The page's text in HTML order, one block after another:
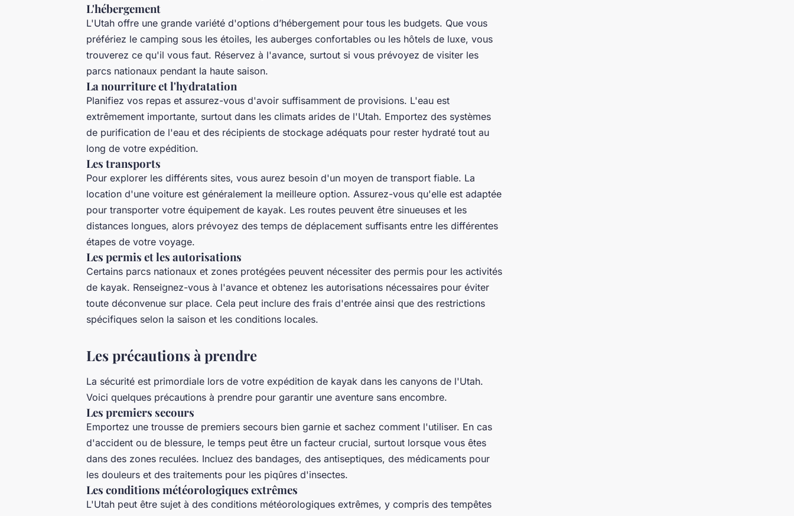
L'hébergement
L'Utah offre une grande variété d'options d’hébergement pour tous les budgets. Que vous
préfériez le camping sous les étoiles, les auberges confortables ou les hôtels de luxe, vous
trouverez ce qu'il vous faut. Réservez à l'avance, surtout si vous prévoyez de visiter les
parcs nationaux pendant la haute saison.
La nourriture et l'hydratation
Planifiez vos repas et assurez-vous d'avoir suffisamment de provisions. L'eau est
extrêmement importante, surtout dans les climats arides de l'Utah. Emportez des systèmes
de purification de l'eau et des récipients de stockage adéquats pour rester hydraté tout au
long de votre expédition.
Les transports
Pour explorer les différents sites, vous aurez besoin d'un moyen de transport fiable. La
location d'une voiture est généralement la meilleure option. Assurez-vous qu'elle est adaptée
pour transporter votre équipement de kayak. Les routes peuvent être sinueuses et les
distances longues, alors prévoyez des temps de déplacement suffisants entre les différentes
étapes de votre voyage.
Les permis et les autorisations
Certains parcs nationaux et zones protégées peuvent nécessiter des permis pour les activités
de kayak. Renseignez-vous à l'avance et obtenez les autorisations nécessaires pour éviter
toute déconvenue sur place. Cela peut inclure des frais d'entrée ainsi que des restrictions
spécifiques selon la saison et les conditions locales.
Les précautions à prendre
La sécurité est primordiale lors de votre expédition de kayak dans les canyons de l'Utah.
Voici quelques précautions à prendre pour garantir une aventure sans encombre.
Les premiers secours
Emportez une trousse de premiers secours bien garnie et sachez comment l'utiliser. En cas
d'accident ou de blessure, le temps peut être un facteur crucial, surtout lorsque vous êtes
dans des zones reculées. Incluez des bandages, des antiseptiques, des médicaments pour
les douleurs et des traitements pour les piqûres d'insectes.
Les conditions météorologiques extrêmes
L'Utah peut être sujet à des conditions météorologiques extrêmes, y compris des tempêtes